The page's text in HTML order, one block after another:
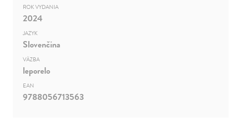
ROK VYDANIA
2024
JAZYK
Slovenčina
VÄZBA
leporelo
EAN
9788056713563